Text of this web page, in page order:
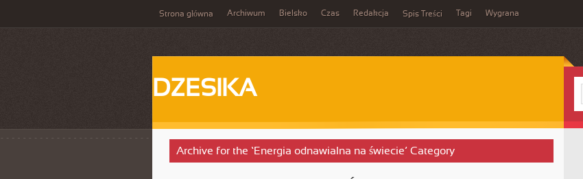
Strona główna Archiwum Bielsko Czas Redakcja Spis Treści Tagi Wygrana
DZESIKA
Archive for the ‘Energia odnawialna na świecie’ Category